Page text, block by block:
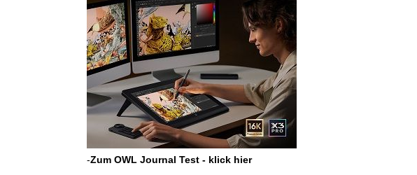
-Zum OWL Journal Test - klick hier